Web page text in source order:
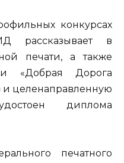
конкурсах
рассказывает в
печати, а также
«Добрая Дорога
и целенаправленную
диплома
печатного